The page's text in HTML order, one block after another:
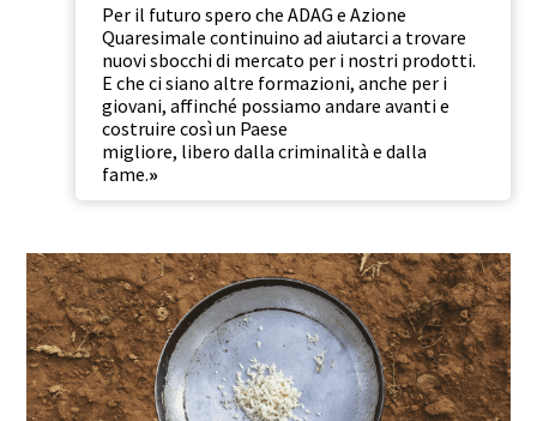
Per il futuro spero che ADAG e Azione
Quaresimale continuino ad aiutarci a trovare
nuovi sbocchi di mercato per i nostri prodotti.
E che ci siano altre formazioni, anche per i
giovani, affinché possiamo andare avanti e
costruire così un Paese
migliore, libero dalla criminalità e dalla
fame.»